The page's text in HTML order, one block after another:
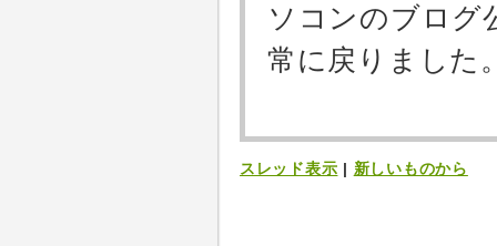
ソコンのブログ
常に戻りました
スレッド表示 | 新しいものから